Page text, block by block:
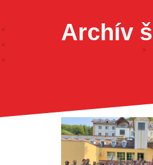
Archív